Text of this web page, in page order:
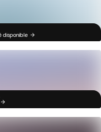
disponible